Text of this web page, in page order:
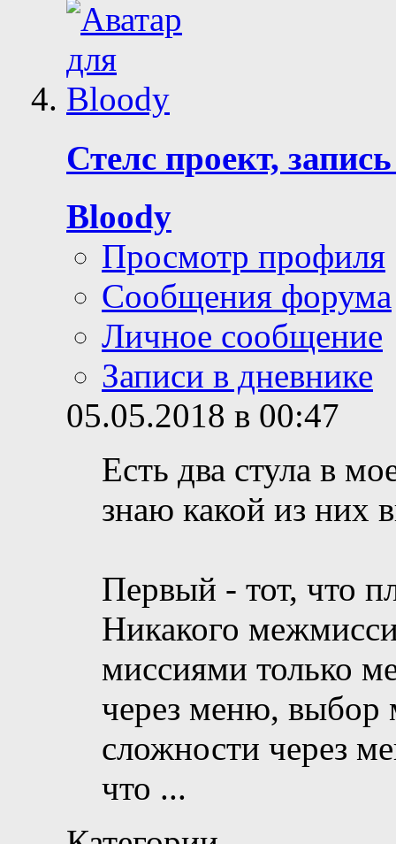
Стелс проект,
Bloody
Просмотр профиля
Сообщения форума
Личное сообщение
Записи в дневнике
05.05.2018 в 00:47
Есть два стула в
знаю какой из них
Первый - тот, что
Никакого
миссиями только
через меню, выбор
сложности через
что ...